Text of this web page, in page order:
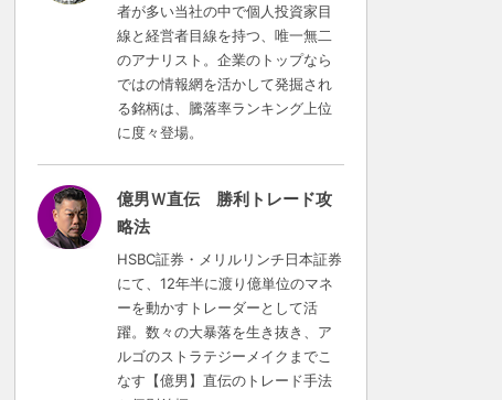
者が多い当社の中で個人投資家目
線と経営者目線を持つ、唯一無二
のアナリスト。企業のトップなら
ではの情報網を活かして発掘され
る銘柄は、騰落率ランキング上位
に度々登場。
億男Ｗ直伝 勝利トレード攻
略法
HSBC証券・メリルリンチ日本証券
にて、12年半に渡り億単位のマネ
ーを動かすトレーダーとして活
躍。数々の大暴落を生き抜き、ア
ルゴのストラテジーメイクまでこ
なす【億男】直伝のトレード手法